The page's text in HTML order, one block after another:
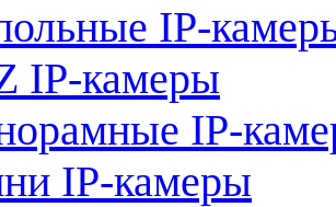
IP-
IP-камеры
IP-
IP-камеры